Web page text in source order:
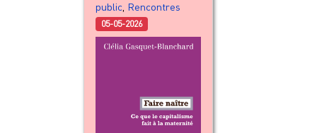
public Rencontres
05-05-2026